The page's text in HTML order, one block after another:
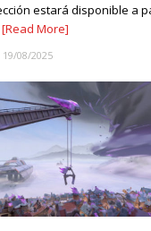
estará disponible a
[Read More]
19/08/2025